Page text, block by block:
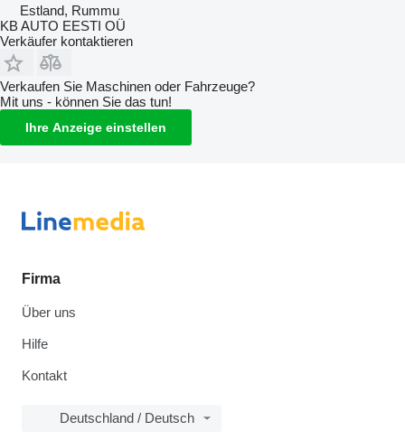
Estland, Rummu
KB AUTO EESTI OÜ
Verkäufer kontaktieren
Verkaufen Sie Maschinen oder Fahrzeuge?
Mit uns - können Sie das tun!
Ihre Anzeige einstellen
Firma
Über uns
Hilfe
Kontakt
Deutschland / Deutsch